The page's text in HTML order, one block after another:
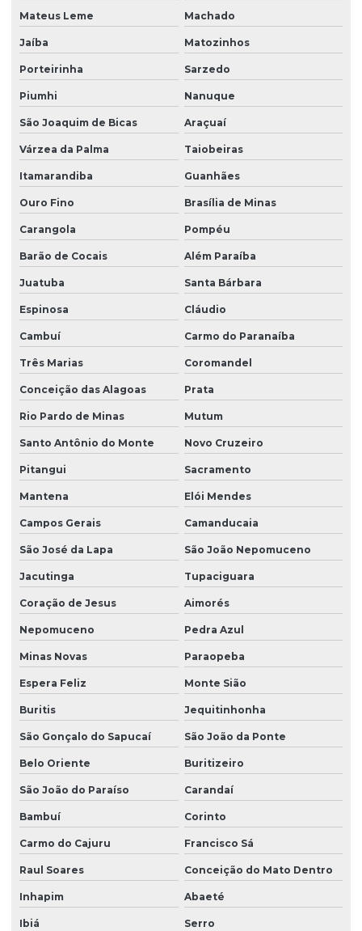
Mateus Leme Machado
Jaíba Matozinhos
Porteirinha Sarzedo
Piumhi Nanuque
São Joaquim de Bicas Araçuaí
Várzea da Palma Taiobeiras
Itamarandiba Guanhães
Ouro Fino Brasília de Minas
Carangola Pompéu
Barão de Cocais Além Paraíba
Juatuba Santa Bárbara
Espinosa Cláudio
Cambuí Carmo do Paranaíba
Três Marias Coromandel
Conceição das Alagoas Prata
Rio Pardo de Minas Mutum
Santo Antônio do Monte Novo Cruzeiro
Pitangui Sacramento
Mantena Elói Mendes
Campos Gerais Camanducaia
São José da Lapa São João Nepomuceno
Jacutinga Tupaciguara
Coração de Jesus Aimorés
Nepomuceno Pedra Azul
Minas Novas Paraopeba
Espera Feliz Monte Sião
Buritis Jequitinhonha
São Gonçalo do Sapucaí São João da Ponte
Belo Oriente Buritizeiro
São João do Paraíso Carandaí
Bambuí Corinto
Carmo do Cajuru Francisco Sá
Raul Soares Conceição do Mato Dentro
Inhapim Abaeté
Ibiá Serro